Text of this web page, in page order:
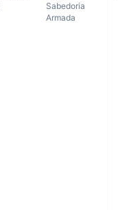
Sabedoria
Armada